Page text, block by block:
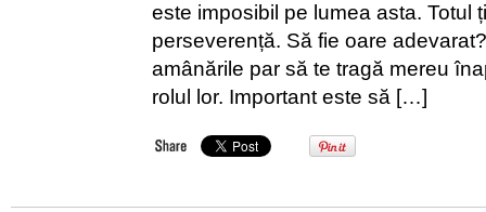
este imposibil pe lumea asta. Totul
perseverență. Să fie oare
amânările par să te tragă mereu
rolul lor. Important este să […]